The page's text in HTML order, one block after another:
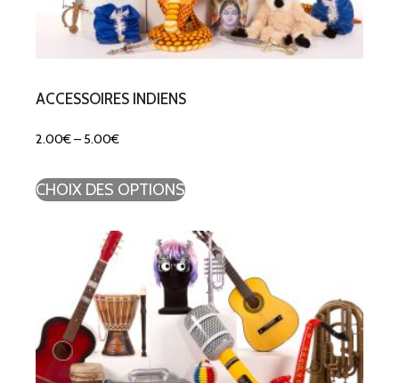
ACCESSOIRES INDIENS
2.00€– 5.00€
CHOIX DES OPTIONS